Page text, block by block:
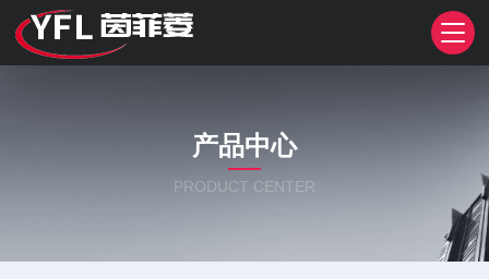
产品中心
PRODUCT CENTER